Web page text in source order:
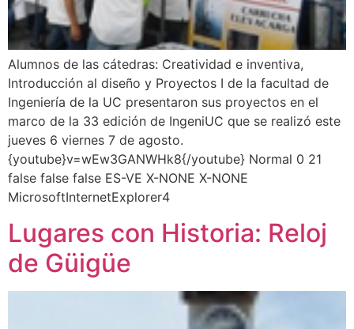
Alumnos de las cátedras: Creatividad e inventiva,
Introducción al diseño y Proyectos I de la facultad de
Ingeniería de la UC presentaron sus proyectos en el
marco de la 33 edición de IngeniUC que se realizó este
jueves 6 viernes 7 de agosto.
{youtube}v=wEw3GANWHk8{/youtube} Normal 0 21
false false false ES-VE X-NONE X-NONE
MicrosoftInternetExplorer4
Lugares con Historia: Reloj
de Güigüe